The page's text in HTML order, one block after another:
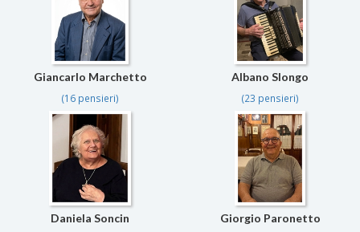
Giancarlo Marchetto
(16 pensieri)
Albano Slongo
(23 pensieri)
Daniela Soncin
Giorgio Paronetto